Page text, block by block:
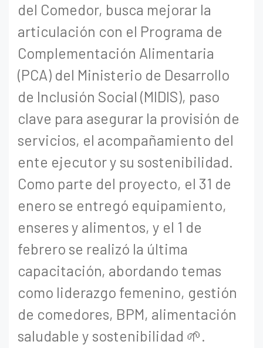
del Comedor, busca mejorar la
articulación con el Programa de
Complementación Alimentaria
(PCA) del Ministerio de Desarrollo
de Inclusión Social (MIDIS), paso
clave para asegurar la provisión de
servicios, el acompañamiento del
ente ejecutor y su sostenibilidad.
Como parte del proyecto, el 31 de
enero se entregó equipamiento,
enseres y alimentos, y el 1 de
febrero se realizó la última
capacitación, abordando temas
como liderazgo femenino, gestión
de comedores, BPM, alimentación
saludable y sostenibilidad 🌱.